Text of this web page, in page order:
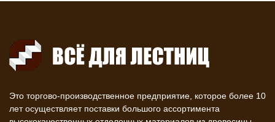
Это торгово-производственное предприятие, которое более 10
лет осуществляет поставки большого ассортимента